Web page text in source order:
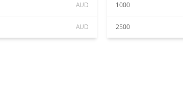
AUD
AUD
1000
2500